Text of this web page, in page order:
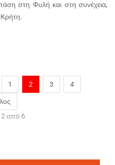
στη Φυλή και στη συνέχεια,
1 2 3 4
2 από 6